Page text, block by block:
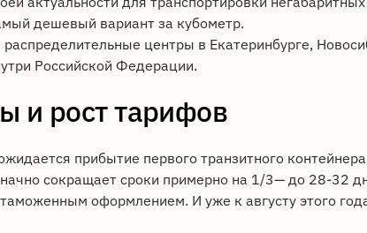
дешевый вариант за кубометр.
центры в Екатеринбурге,
Российской Федерации.
и рост тарифов
прибытие первого транзитного
сокращает сроки примерно на 1/3— до 28-32
оформлением. И уже к августу этого